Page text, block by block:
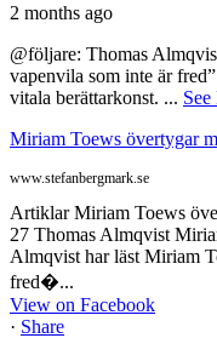
2 months ago
@följare: Thomas
vapenvila som inte är
vitala berättarkonst. ...
Miriam Toews övertygar
www.stefanbergmark.se
Artiklar Miriam Toews
27 Thomas Almqvist
Almqvist har läst Miriam
fred�...
View on Facebook
· Share